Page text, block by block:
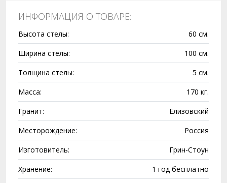
ИНФОРМАЦИЯ О ТОВАРЕ:
Высота стелы:
60 см.
Ширина стелы:
100 см.
Толщина стелы:
5 см.
Масса:
170 кг.
Гранит:
Елизовский
Месторождение:
Россия
Изготовитель:
Грин-Стоун
Хранение:
1 год бесплатно